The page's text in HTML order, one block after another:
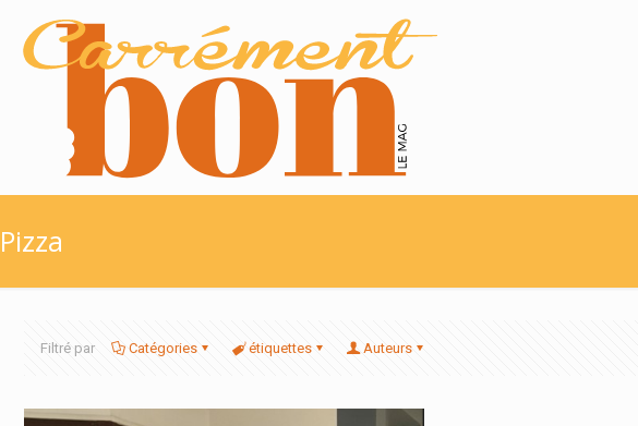
Pizza
Filtré par Catégories étiquettes Auteurs